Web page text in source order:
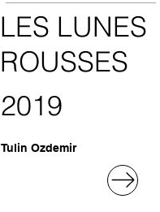
LES LUNES
ROUSSES
2019
Tulin Ozdemir